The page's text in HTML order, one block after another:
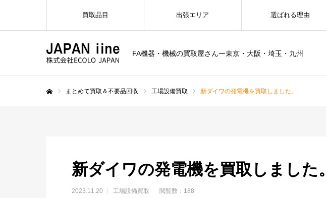
FA機器・機械の買取屋さんー東京・大阪・埼玉・九州
買取品目 出張エリア 選ばれる理由
まとめて買取＆不要品回収 工場設備買取 新ダイワの発電機を買取しました。
新ダイワの発電機を買取しました。
2023.11.20 工場設備買取 閲覧数：188